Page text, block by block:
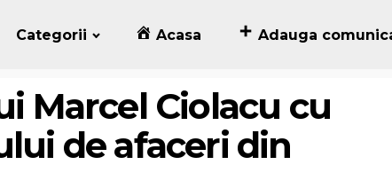
Categorii Acasa Adauga
Marcel Ciolacu cu
de afaceri din